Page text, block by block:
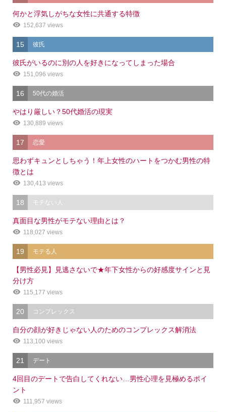
何かと浮気しがちな女性に共通する特徴
152,637 views
15 彼氏
彼氏がいるのに別の人を好きになってしまった場合
151,096 views
16 50代の婚活
やはり厳しい？50代婚活の現実
130,889 views
17 恋愛
思わずキュンとしちゃう！年上女性のハートをつかむ男性の特
徴とは
130,413 views
18 モテない人
真面目な男性がモテない理由とは？
118,027 views
19 モテる人
【男性必見】見逃さないで★年下女性からの好感度サインと見
分け方
115,177 views
20 コンプレックス
自分の顔が好きじゃない人のためのコンプレックス解消法
113,100 views
21 デート
4回目のデートで告白してくれない…男性心理を見極めるポイ
ント
111,957 views